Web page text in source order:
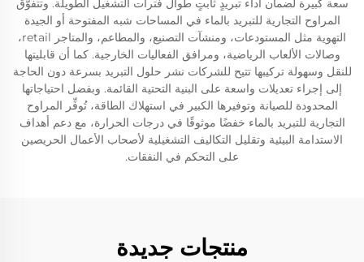
سعة كبيرة لضمان أداء تبريدٍ ثابتٍ طوال فترات التشغيل الطويلة. وتتفوّق
المراوح التجارية للتبريد بالماء في المساحات شبه المفتوحة أو الجيدة
التهوية مثل المستودعات، ومنشآت التصنيع، والمطاعم، والمتاجر retail،
وصالات الألعاب الرياضية، ومرافق الفعاليات الخارجية. كما أن قابليتها
للنقل وسهولة تركيبها تتيح للشركات نشر حلول التبريد بسرعة دون الحاجة
إلى إجراء تعديلات واسعة على البنية التحتية القائمة. وبفضل احتياجاتها
المحدودة للصيانة وتوفيرها الكبير في استهلاك الطاقة، تُوفِّر المراوح
التجارية للتبريد بالماء خفضًا موثوقًا في درجات الحرارة، مع دعم أهداف
الاستدامة البيئية وتقليل التكاليف التشغيلية لأصحاب الأعمال الحريصين
على التحكم في النفقات.
منتجات جديدة